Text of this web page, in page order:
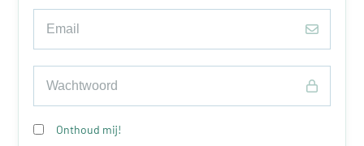
Onthoud mij!